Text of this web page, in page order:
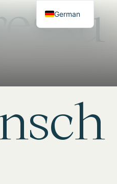
German
English